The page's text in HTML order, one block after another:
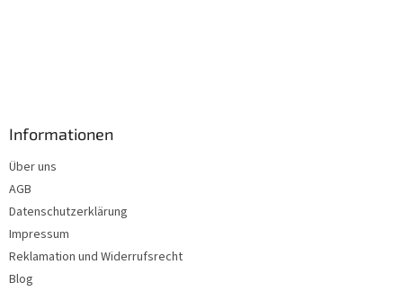
Informationen
Über uns
AGB
Datenschutzerklärung
Impressum
Reklamation und Widerrufsrecht
Blog